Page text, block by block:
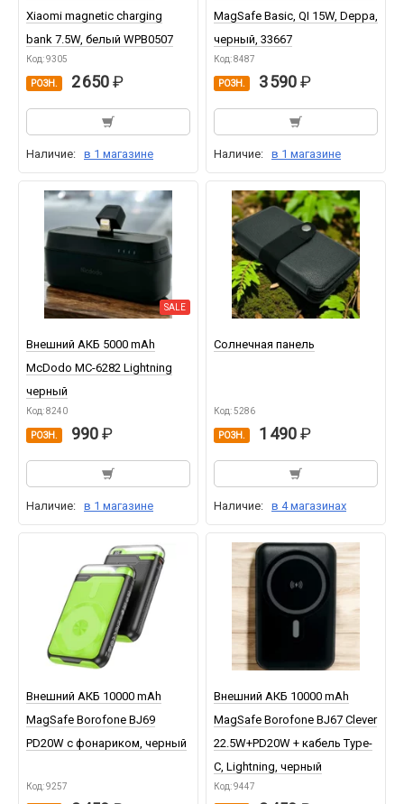
Xiaomi magnetic charging
bank 7.5W, белый WPB0507
Код: 9305
РОЗН. 2 650
Наличие: в 1 магазине
MagSafe Basic, QI 15W, Deppa,
черный, 33667
Код: 8487
РОЗН. 3 590
Наличие: в 1 магазине
SALE
Внешний АКБ 5000 mAh
McDodo MC-6282 Lightning
черный
Код: 8240
РОЗН. 990
Наличие: в 1 магазине
Солнечная панель
Код: 5286
РОЗН. 1 490
Наличие: в 4 магазинах
Внешний АКБ 10000 mAh
MagSafe Borofone BJ69
PD20W с фонариком, черный
Код: 9257
Внешний АКБ 10000 mAh
MagSafe Borofone BJ67 Clever
22.5W+PD20W + кабель Type-
C, Lightning, черный
Код: 9447